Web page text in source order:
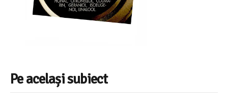
Pe același subiect